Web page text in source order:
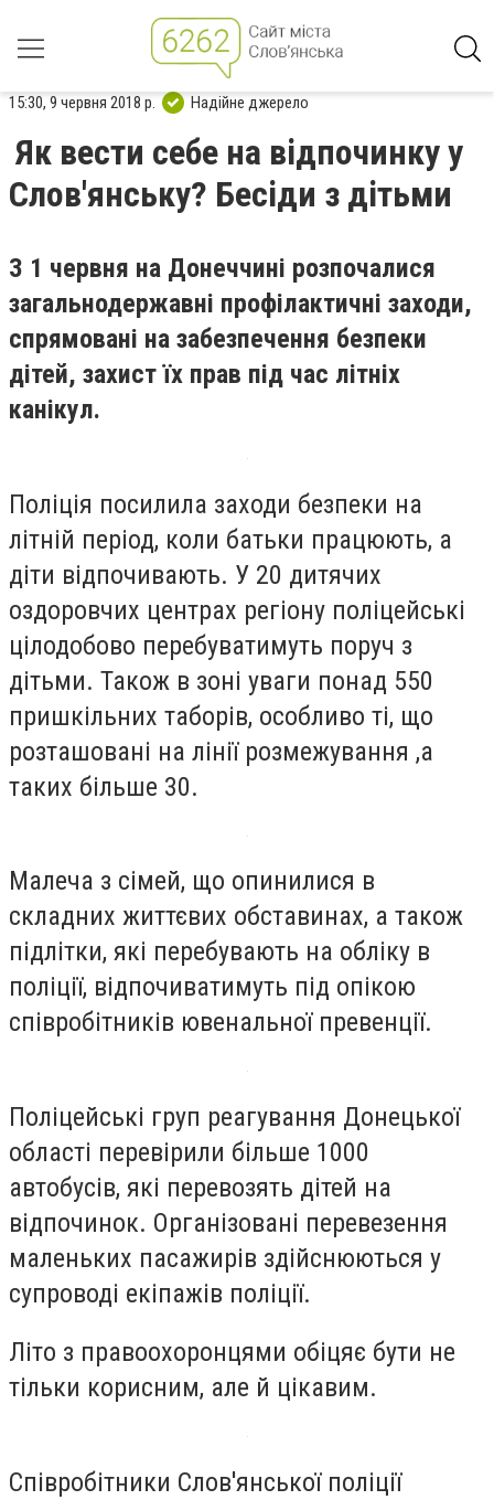
15:30, 9 червня 2018 р. Надійне джерело
Як вести себе на відпочинку у
Слов'янську? Бесіди з дітьми
З 1 червня на Донеччині розпочалися
загальнодержавні профілактичні заходи,
спрямовані на забезпечення безпеки
дітей, захист їх прав під час літніх
канікул.
Поліція посилила заходи безпеки на
літній період, коли батьки працюють, а
діти відпочивають. У 20 дитячих
оздоровчих центрах регіону поліцейські
цілодобово перебуватимуть поруч з
дітьми. Також в зоні уваги понад 550
пришкільних таборів, особливо ті, що
розташовані на лінії розмежування ,а
таких більше 30.
Малеча з сімей, що опинилися в
складних життєвих обставинах, а також
підлітки, які перебувають на обліку в
поліції, відпочиватимуть під опікою
співробітників ювенальної превенції.
Поліцейські груп реагування Донецької
області перевірили більше 1000
автобусів, які перевозять дітей на
відпочинок. Організовані перевезення
маленьких пасажирів здійснюються у
супроводі екіпажів поліції.
Літо з правоохоронцями обіцяє бути не
тільки корисним, але й цікавим.
Співробітники Слов'янської поліції